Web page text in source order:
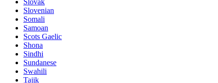
Slovak
Slovenian
Somali
Samoan
Scots Gaelic
Shona
Sindhi
Sundanese
Swahili
Tajik